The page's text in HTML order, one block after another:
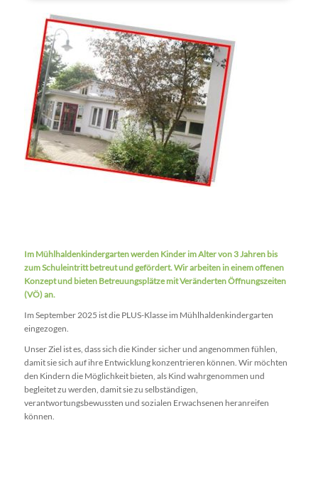
Im Mühlhaldenkindergarten werden Kinder im Alter von 3 Jahren bis
zum Schuleintritt betreut und gefördert. Wir arbeiten in einem offenen
Konzept und bieten Betreuungsplätze mit Veränderten Öffnungszeiten
(VÖ) an.
Im September 2025 ist die PLUS-Klasse im Mühlhaldenkindergarten
eingezogen.
Unser Ziel ist es, dass sich die Kinder sicher und angenommen fühlen,
damit sie sich auf ihre Entwicklung konzentrieren können. Wir möchten
den Kindern die Möglichkeit bieten, als Kind wahrgenommen und
begleitet zu werden, damit sie zu selbständigen,
verantwortungsbewussten und sozialen Erwachsenen heranreifen
können.